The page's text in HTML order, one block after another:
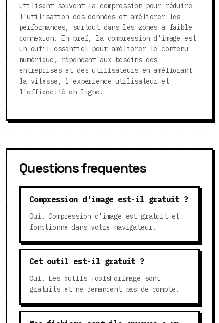
utilisent souvent la compression pour réduire
l'utilisation des données et améliorer les
performances, surtout dans les zones à faible
connexion. En bref, la compression d'image est
un outil essentiel pour améliorer le contenu
numérique, répondant aux besoins des
entreprises et des utilisateurs en améliorant
la vitesse, l'expérience utilisateur et
l'efficacité en ligne.
Questions frequentes
Compression d'image est-il gratuit ?
Oui. Compression d'image est gratuit et
fonctionne dans votre navigateur.
Cet outil est-il gratuit ?
Oui. Les outils ToolsForImage sont
gratuits et ne demandent pas de compte.